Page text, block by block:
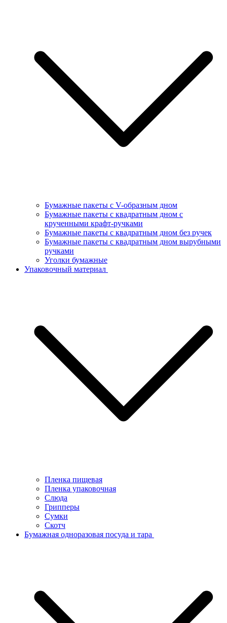
Бумажные пакеты с V-образным дном
Бумажные пакеты с квадратным дном с
крученными крафт-ручками
Бумажные пакеты с квадратным дном без ручек
Бумажные пакеты с квадратным дном вырубными
ручками
Уголки бумажные
Упаковочный материал
Пленка пищевая
Пленка упаковочная
Слюда
Грипперы
Сумки
Скотч
Бумажная одноразовая посуда и тара